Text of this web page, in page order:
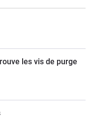
les vis de purge